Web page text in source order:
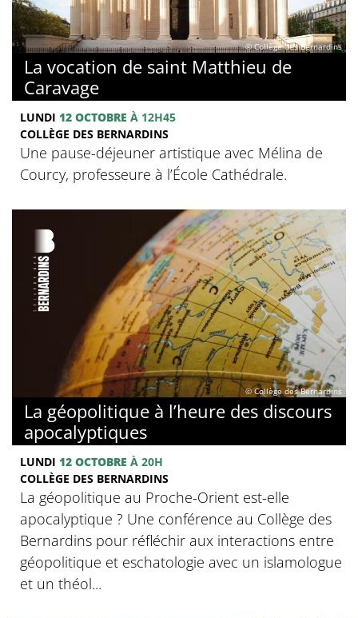
© Collège des Bernardins
La vocation de saint Matthieu de
Caravage
LUNDI 12 OCTOBRE À 12H45
COLLÈGE DES BERNARDINS
Une pause-déjeuner artistique avec Mélina de
Courcy, professeure à l’École Cathédrale.
© Collège des Bernardins
La géopolitique à l’heure des discours
apocalyptiques
LUNDI 12 OCTOBRE À 20H
COLLÈGE DES BERNARDINS
La géopolitique au Proche-Orient est-elle
apocalyptique ? Une conférence au Collège des
Bernardins pour réfléchir aux interactions entre
géopolitique et eschatologie avec un islamologue
et un théol...